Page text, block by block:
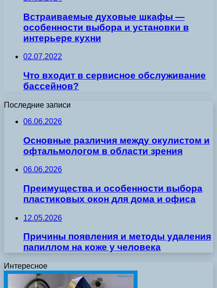
Встраиваемые духовые шкафы —
особенности выбора и установки в
интерьере кухни
02.07.2022
Что входит в сервисное обслуживание
бассейнов?
Последние записи
06.06.2026
Основные различия между окулистом и
офтальмологом в области зрения
06.06.2026
Преимущества и особенности выбора
пластиковых окон для дома и офиса
12.05.2026
Причины появления и методы удаления
папиллом на коже у человека
Интересное